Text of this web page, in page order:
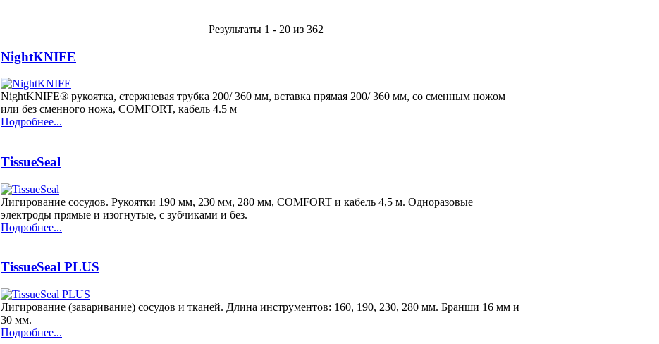
Результаты 1 - 20 из 362
NightKNIFE
NightKNIFE® рукоятка, стержневая трубка 200/ 360 мм, вставка прямая 200/ 360 мм, со сменным ножом
или без сменного ножа, COMFORT, кабель 4.5 м
Подробнее...
TissueSeal
Лигирование сосудов. Рукоятки 190 мм, 230 мм, 280 мм, COMFORT и кабель 4,5 м. Одноразовые
электроды прямые и изогнутые, с зубчиками и без.
Подробнее...
TissueSeal PLUS
Лигирование (заваривание) сосудов и тканей. Длина инструментов: 160, 190, 230, 280 мм. Бранши 16 мм и
30 мм.
Подробнее...